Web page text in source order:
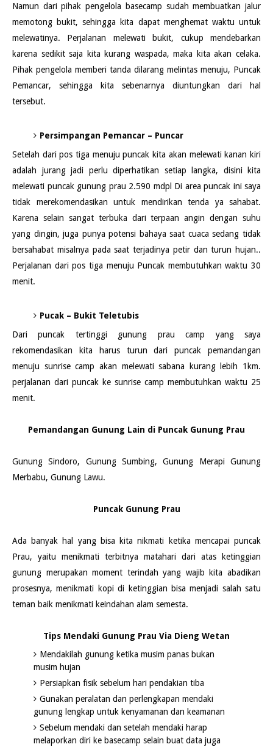
Namun dari pihak pengelola basecamp sudah membuatkan jalur
memotong bukit, sehingga kita dapat menghemat waktu untuk
melewatinya. Perjalanan melewati bukit, cukup mendebarkan
karena sedikit saja kita kurang waspada, maka kita akan celaka.
Pihak pengelola memberi tanda dilarang melintas menuju, Puncak
Pemancar, sehingga kita sebenarnya diuntungkan dari hal
tersebut.
Persimpangan Pemancar – Puncar
Setelah dari pos tiga menuju puncak kita akan melewati kanan kiri
adalah jurang jadi perlu diperhatikan setiap langka, disini kita
melewati puncak gunung prau 2.590 mdpl Di area puncak ini saya
tidak merekomendasikan untuk mendirikan tenda ya sahabat.
Karena selain sangat terbuka dari terpaan angin dengan suhu
yang dingin, juga punya potensi bahaya saat cuaca sedang tidak
bersahabat misalnya pada saat terjadinya petir dan turun hujan..
Perjalanan dari pos tiga menuju Puncak membutuhkan waktu 30
menit.
Pucak – Bukit Teletubis
Dari puncak tertinggi gunung prau camp yang saya
rekomendasikan kita harus turun dari puncak pemandangan
menuju sunrise camp akan melewati sabana kurang lebih 1km.
perjalanan dari puncak ke sunrise camp membutuhkan waktu 25
menit.
Pemandangan Gunung Lain di Puncak Gunung Prau
Gunung Sindoro, Gunung Sumbing, Gunung Merapi Gunung
Merbabu, Gunung Lawu.
Puncak Gunung Prau
Ada banyak hal yang bisa kita nikmati ketika mencapai puncak
Prau, yaitu menikmati terbitnya matahari dari atas ketinggian
gunung merupakan moment terindah yang wajib kita abadikan
prosesnya, menikmati kopi di ketinggian bisa menjadi salah satu
teman baik menikmati keindahan alam semesta.
Tips Mendaki Gunung Prau Via Dieng Wetan
Mendakilah gunung ketika musim panas bukan
musim hujan
Persiapkan fisik sebelum hari pendakian tiba
Gunakan peralatan dan perlengkapan mendaki
gunung lengkap untuk kenyamanan dan keamanan
Sebelum mendaki dan setelah mendaki harap
melaporkan diri ke basecamp selain buat data juga